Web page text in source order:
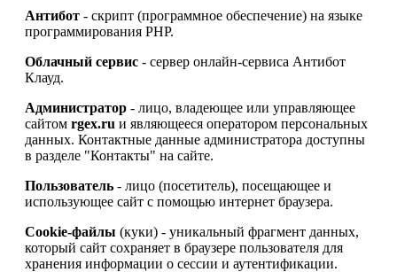
Антибот - скрипт (программное обеспечение) на языке
программирования PHP.
Облачный сервис - сервер онлайн-сервиса Антибот
Клауд.
Администратор - лицо, владеющее или управляющее
сайтом rgex.ru и являющееся оператором персональных
данных. Контактные данные администратора доступны
в разделе "Контакты" на сайте.
Пользователь - лицо (посетитель), посещающее и
использующее сайт с помощью интернет браузера.
Cookie-файлы (куки) - уникальный фрагмент данных,
который сайт сохраняет в браузере пользователя для
хранения информации о сессии и аутентификации.